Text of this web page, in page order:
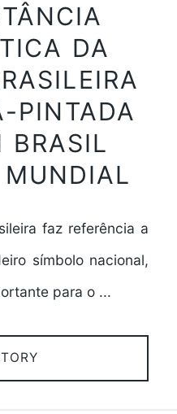
DA
PINTADA
BRASIL
faz referência a
símbolo nacional,
para o ...